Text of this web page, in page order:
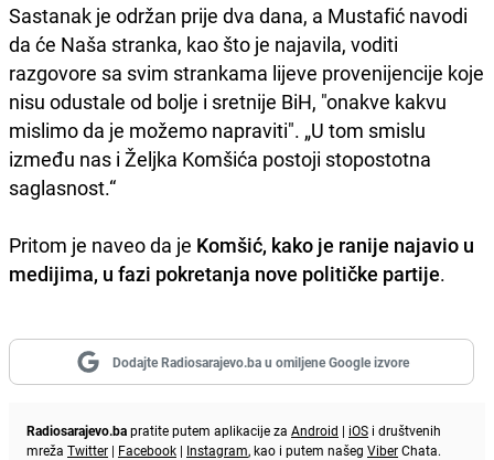
Sastanak je održan prije dva dana, a Mustafić navodi
da će Naša stranka, kao što je najavila, voditi
razgovore sa svim strankama lijeve provenijencije koje
nisu odustale od bolje i sretnije BiH, "onakve kakvu
mislimo da je možemo napraviti". „U tom smislu
između nas i Željka Komšića postoji stopostotna
saglasnost.“
Pritom je naveo da je Komšić, kako je ranije najavio u
medijima, u fazi pokretanja nove političke partije.
Dodajte Radiosarajevo.ba u omiljene Google izvore
Radiosarajevo.bapratite putem aplikacije za Android | iOS i društvenih
mreža Twitter | Facebook | Instagram, kao i putem našeg ViberChata.